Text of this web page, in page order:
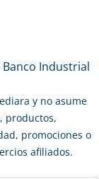
Industrial
y no asume
productos,
promociones o
afiliados.